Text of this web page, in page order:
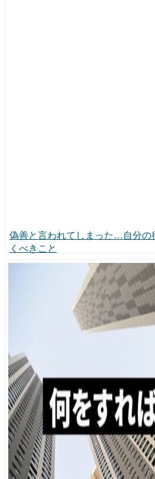
偽善と言われてしまった…自分の
くべきこと